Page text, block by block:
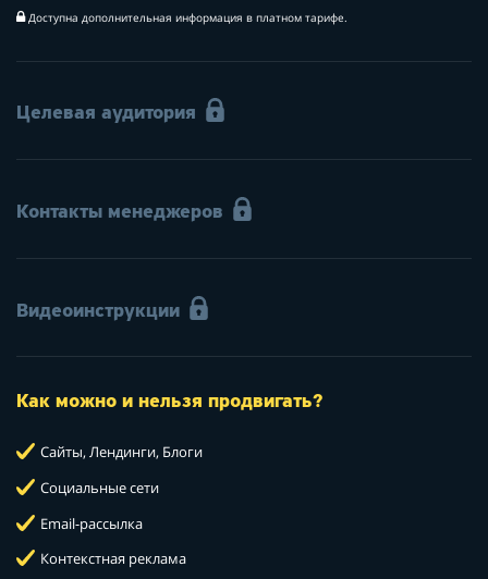
Доступна дополнительная информация в платном тарифе.
Целевая аудитория
Контакты менеджеров
Видеоинструкции
Как можно и нельзя продвигать?
Сайты, Лендинги, Блоги
Социальные сети
Email-рассылка
Контекстная реклама